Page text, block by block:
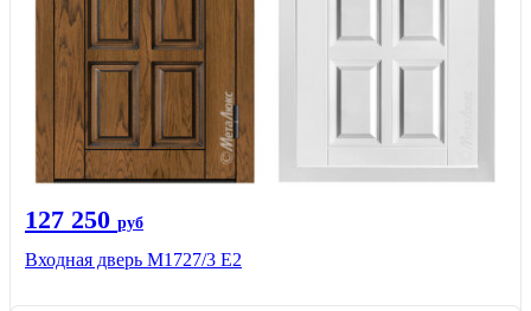
127 250 руб
Входная дверь М1727/3 Е2